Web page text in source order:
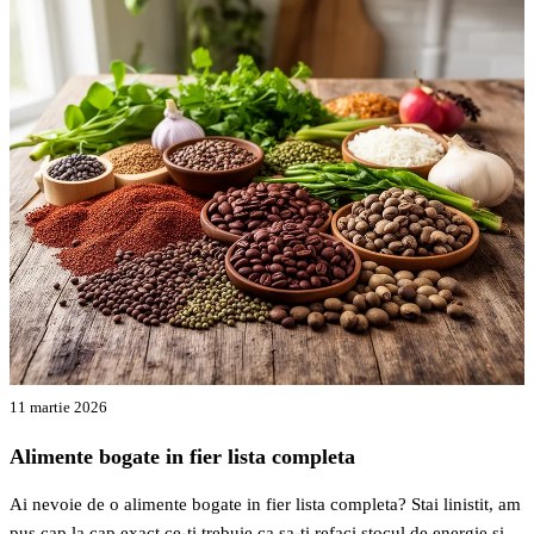
11 martie 2026
Alimente bogate in fier lista completa
Ai nevoie de o alimente bogate in fier lista completa? Stai linistit, am